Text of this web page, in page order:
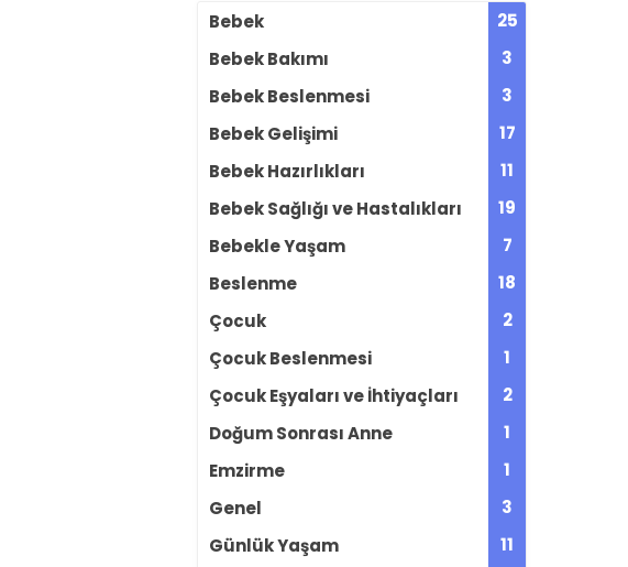
Bebek
25
Bebek Bakımı
3
Bebek Beslenmesi
3
Bebek Gelişimi
17
Bebek Hazırlıkları
11
Bebek Sağlığı ve Hastalıkları
19
Bebekle Yaşam
7
Beslenme
18
Çocuk
2
Çocuk Beslenmesi
1
Çocuk Eşyaları ve İhtiyaçları
2
Doğum Sonrası Anne
1
Emzirme
1
Genel
3
Günlük Yaşam
11